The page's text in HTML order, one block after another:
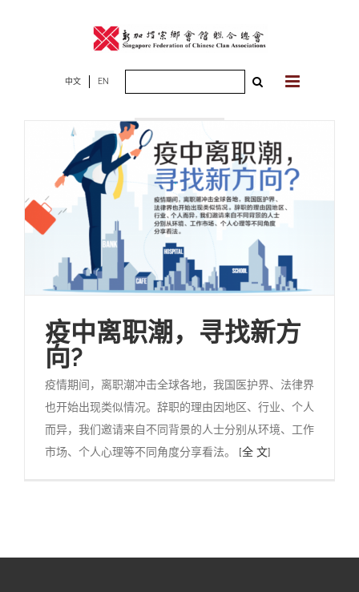
中文 EN
2022年03月28
疫中离职潮，寻找新方
向?
疫情期间，离职潮冲击全球各地，我国医护界、法律界
也开始出现类似情况。辞职的理由因地区、行业、个人
而异，我们邀请来自不同背景的人士分别从环境、工作
市场、个人心理等不同角度分享看法。 [全 文]